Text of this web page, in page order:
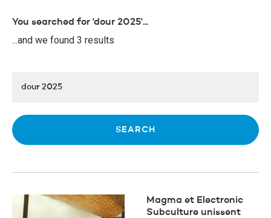
You searched for 'dour 2025'...
...and we found 3 results
Magma et Electronic
Subculture unissent